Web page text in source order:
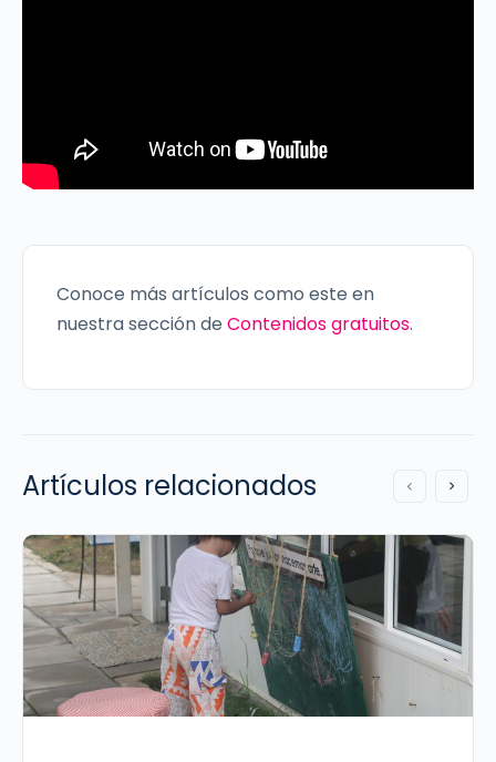
Conoce más artículos como este en
nuestra sección de Contenidos gratuitos.
Artículos relacionados